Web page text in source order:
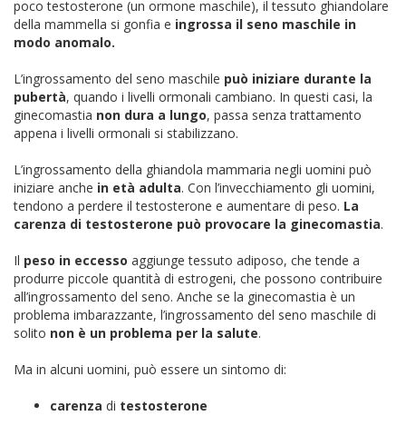
poco testosterone (un ormone maschile), il tessuto ghiandolare
della mammella si gonfia e ingrossa il seno maschile in
modo anomalo.
L’ingrossamento del seno maschile può iniziare durante la
pubertà, quando i livelli ormonali cambiano. In questi casi, la
ginecomastia non dura a lungo, passa senza trattamento
appena i livelli ormonali si stabilizzano.
L’ingrossamento della ghiandola mammaria negli uomini può
iniziare anche in età adulta. Con l’invecchiamento gli uomini,
tendono a perdere il testosterone e aumentare di peso. La
carenza di testosterone può provocare la ginecomastia.
Il peso in eccesso aggiunge tessuto adiposo, che tende a
produrre piccole quantità di estrogeni, che possono contribuire
all’ingrossamento del seno. Anche se la ginecomastia è un
problema imbarazzante, l’ingrossamento del seno maschile di
solito non è un problema per la salute.
Ma in alcuni uomini, può essere un sintomo di:
carenza di testosterone